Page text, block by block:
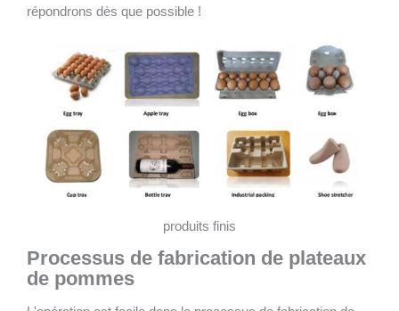
répondrons dès que possible !
produits finis
Processus de fabrication de plateaux
de pommes